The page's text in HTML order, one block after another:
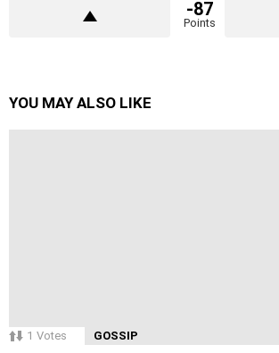
-87
Points
YOU MAY ALSO LIKE
1 Votes GOSSIP